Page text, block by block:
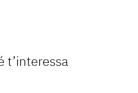
t’interessa